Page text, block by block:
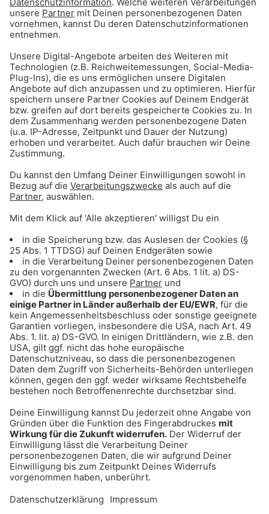
gespart. Wer glaubt, das Geld liegt da sowieso
nur herum - falsch gedacht! Die Bank macht
damit Geschäfte. Und die sind oftmals nicht so
sauber! Viele herkömmliche Banken
unterstützen zum Beispiel das Roden des
Regenwalds im Amazonas oder finanzieren
Waffengeschäfte.
Wechselt also zu einer nachhaltigen Bank: Zum
Beispiel zur GLS Bank, Triodos Bank oder
Umweltbank. Bei der GLS Bank kann man zum
Beispiel selbst mitbestimmen, welche Art von
Projekten mit den Einlagen des eigenen
Girokontos gefördert werden sollen. Ökobanken
bieten darüberhinaus oft besonders gute
Konditionen für ökologische Projekte an.
Tipp 26: Alufolie & Co.
verbannen
Pro Kopf schmeißen wir pro Jahr 220 Kilo
Verpackungsmüll weg. Vieles davon entsteht
durch den Online-Versand: Großer Karton,
Schuhkarton, Plastik, zerbrechliches in Styropor
- dagegen hilft nur lokal einkaufen, ABER wir
können es ja einfach lassen, unnötig zum
Beispiel Brotzeit zu verpacken.
Der Umwelt etwas Gutes tun, geht auch schon,
indem ihr Alu- und Frischhaltefolie aus der
Küche verbannt. Für den Snack im Büro
Brotdose mitnehmen, Käse kommt unter die
Käseglocke - und wer doch etwas einwickeln
will: nehmt notfalls Backpapier! Das hat eine
weitaus bessere Umweltbilanz, als Alu- und
Frischhaltefolie!